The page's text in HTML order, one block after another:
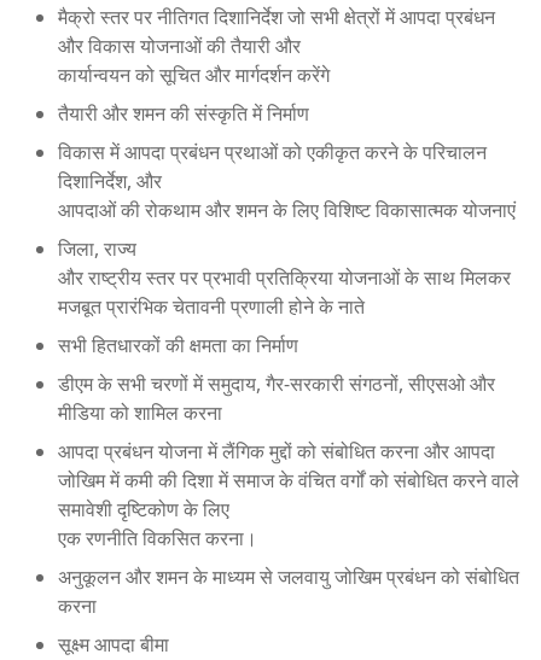
मैक्रो स्तर पर नीतिगत दिशानिर्देश जो सभी क्षेत्रों में आपदा प्रबंधन
और विकास योजनाओं की तैयारी और
कार्यान्वयन को सूचित और मार्गदर्शन करेंगे
तैयारी और शमन की संस्कृति में निर्माण
विकास में आपदा प्रबंधन प्रथाओं को एकीकृत करने के परिचालन
दिशानिर्देश, और
आपदाओं की रोकथाम और शमन के लिए विशिष्ट विकासात्मक योजनाएं
जिला, राज्य
और राष्ट्रीय स्तर पर प्रभावी प्रतिक्रिया योजनाओं के साथ मिलकर
मजबूत प्रारंभिक चेतावनी प्रणाली होने के नाते
सभी हितधारकों की क्षमता का निर्माण
डीएम के सभी चरणों में समुदाय, गैर-सरकारी संगठनों, सीएसओ और
मीडिया को शामिल करना
आपदा प्रबंधन योजना में लैंगिक मुद्दों को संबोधित करना और आपदा
जोखिम में कमी की दिशा में समाज के वंचित वर्गों को संबोधित करने वाले
समावेशी दृष्टिकोण के लिए
एक रणनीति विकसित करना।
अनुकूलन और शमन के माध्यम से जलवायु जोखिम प्रबंधन को संबोधित
करना
सूक्ष्म आपदा बीमा